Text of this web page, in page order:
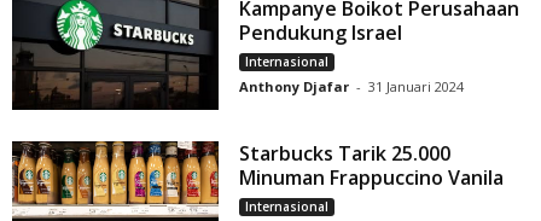
Kampanye Boikot Perusahaan
Pendukung Israel
Internasional
Anthony Djafar - 31 Januari 2024
Starbucks Tarik 25.000
Minuman Frappuccino Vanila
Internasional